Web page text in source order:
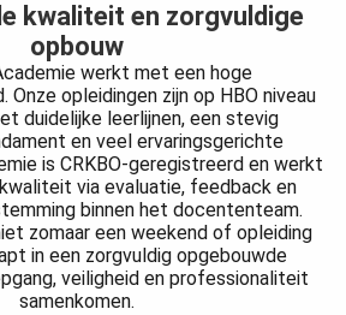
kwaliteit en zorgvuldige
opbouw
werkt met een hoge
opleidingen zijn op HBO niveau
duidelijke leerlijnen, een stevig
en veel ervaringsgerichte
is CRKBO-geregistreerd en werkt
via evaluatie, feedback en
binnen het docententeam.
zomaar een weekend of opleiding
in een zorgvuldig opgebouwde
veiligheid en professionaliteit
samenkomen.